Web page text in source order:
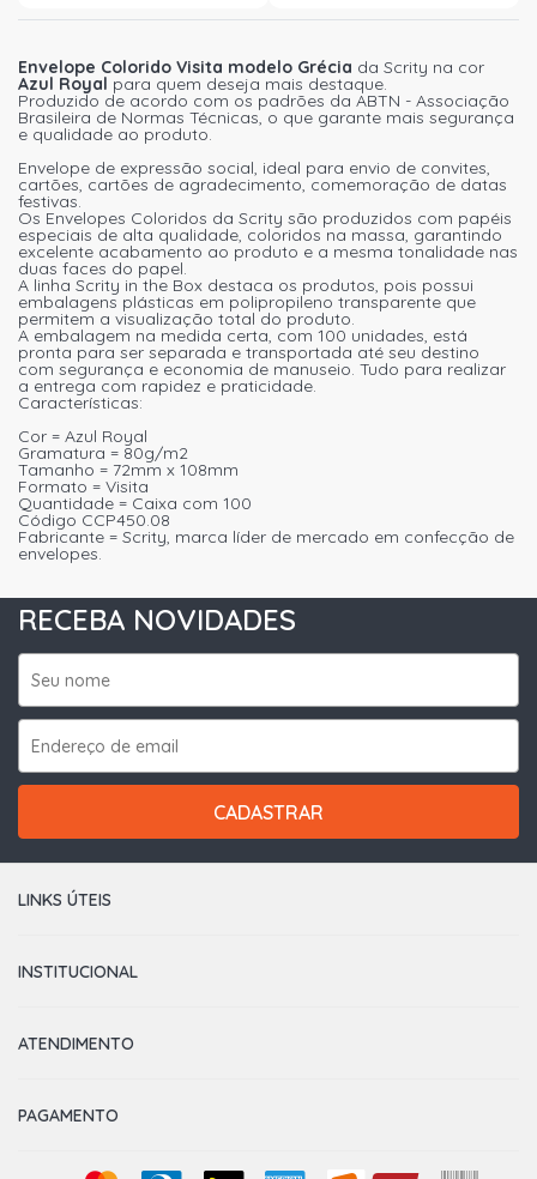
Envelope Colorido Visita modelo Grécia da Scrity na cor
Azul Royal para quem deseja mais destaque.
Produzido de acordo com os padrões da ABTN - Associação
Brasileira de Normas Técnicas, o que garante mais segurança
e qualidade ao produto.
Envelope de expressão social, ideal para envio de convites,
cartões, cartões de agradecimento, comemoração de datas
festivas.
Os Envelopes Coloridos da Scrity são produzidos com papéis
especiais de alta qualidade, coloridos na massa, garantindo
excelente acabamento ao produto e a mesma tonalidade nas
duas faces do papel.
A linha Scrity in the Box destaca os produtos, pois possui
embalagens plásticas em polipropileno transparente que
permitem a visualização total do produto.
A embalagem na medida certa, com 100 unidades, está
pronta para ser separada e transportada até seu destino
com segurança e economia de manuseio. Tudo para realizar
a entrega com rapidez e praticidade.
Características:
Cor = Azul Royal
Gramatura = 80g/m2
Tamanho = 72mm x 108mm
Formato = Visita
Quantidade = Caixa com 100
Código CCP450.08
Fabricante = Scrity, marca líder de mercado em confecção de
envelopes.
RECEBA NOVIDADES
CADASTRAR
LINKS ÚTEIS
INSTITUCIONAL
ATENDIMENTO
PAGAMENTO